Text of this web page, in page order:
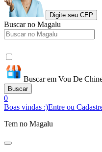
Digite seu CEP
Buscar no Magalu
Buscar em Vou De
Buscar
0
Boas vindas :)Entre ou
Tem no Magalu